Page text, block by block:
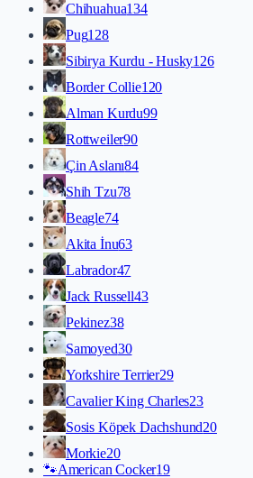
Chihuahua134
Pug128
Sibirya Kurdu - Husky126
Border Collie120
Alman Kurdu99
Rottweiler90
Çin Aslanı84
Shih Tzu78
Beagle74
Akita İnu63
Labrador47
Jack Russell43
Pekinez38
Samoyed30
Yorkshire Terrier29
Cavalier King Charles23
Sosis Köpek Dachshund20
Morkie20
🐾American Cocker19